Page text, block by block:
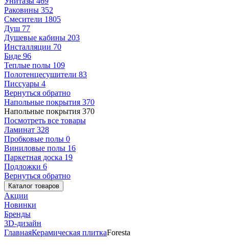
Раковины 352
Смесители 1805
Душ 77
Душевые кабины 203
Инсталляции 70
Биде 96
Теплые полы 109
Полотенцесушители 83
Писсуары 4
Вернуться обратно
Напольные покрытия 370
Напольные покрытия 370
Посмотреть все товары
Ламинат 328
Пробковые полы 0
Виниловые полы 16
Паркетная доска 19
Подложки 6
Вернуться обратно
Каталог товаров
Акции
Новинки
Бренды
3D-дизайн
ГлавнаяКерамическая плиткаForesta